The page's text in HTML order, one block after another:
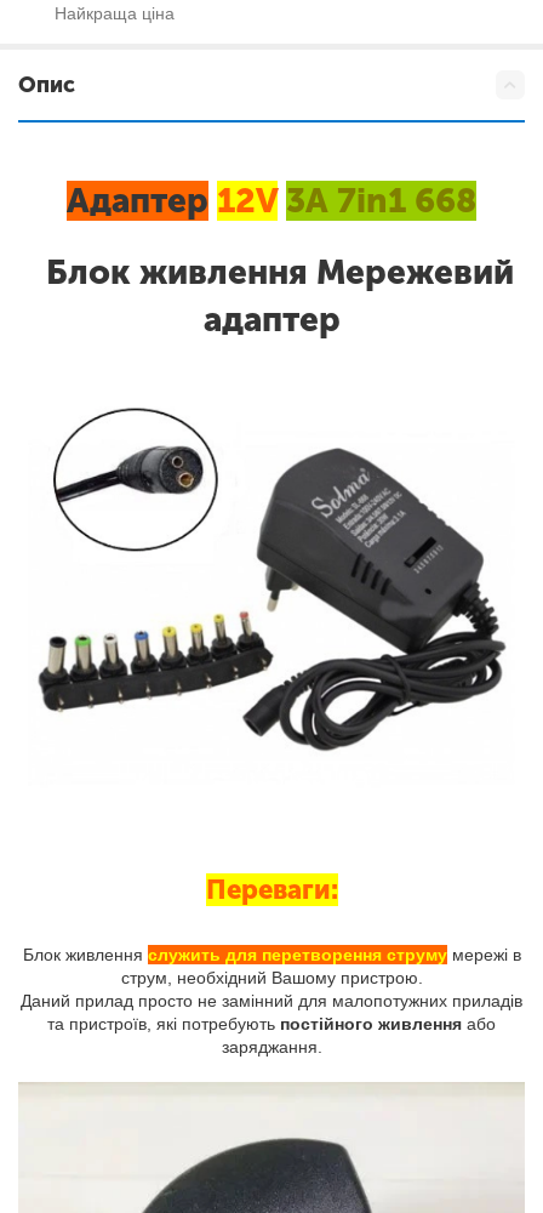
Найкраща ціна
Опис
Адаптер 12V 3А 7in1 668
Блок живлення Мережевий
адаптер
Переваги:
Блок живлення служить для перетворення струмумережі в
струм, необхідний Вашому пристрою.
Даний прилад просто не замінний для малопотужних приладів
та пристроїв, які потребують постійного живлення або
заряджання.